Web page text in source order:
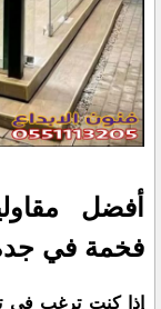
أفضل
فخمة في
إذا كنت ترغب في